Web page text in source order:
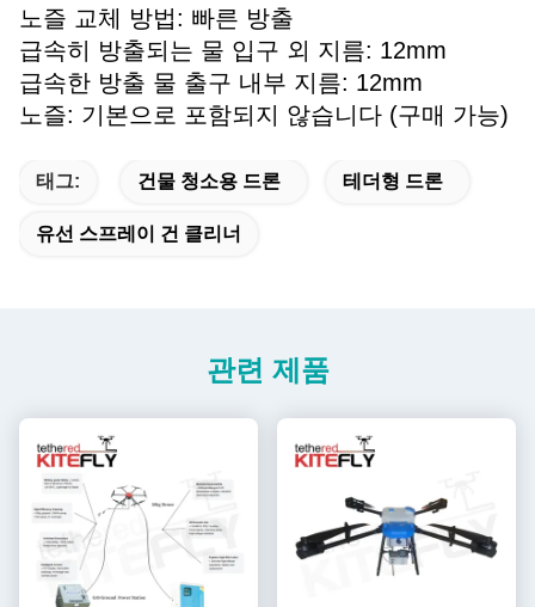
노즐 교체 방법: 빠른 방출
급속히 방출되는 물 입구 외 지름: 12mm
급속한 방출 물 출구 내부 지름: 12mm
노즐: 기본으로 포함되지 않습니다 (구매 가능)
태그: 건물 청소용 드론 테더형 드론
유선 스프레이 건 클리너
관련 제품